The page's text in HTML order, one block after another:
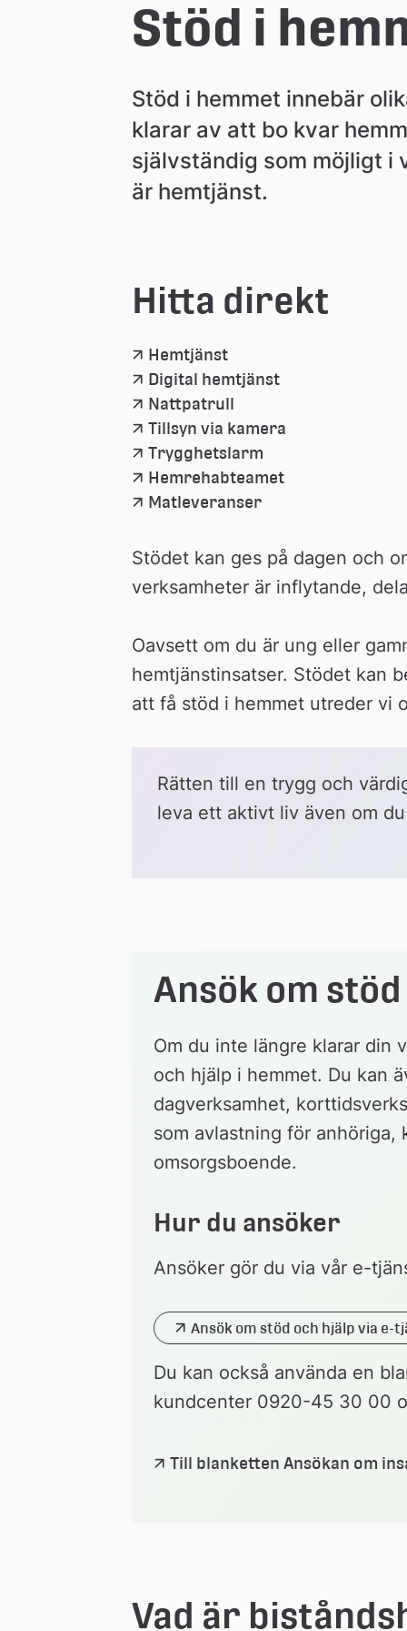
Stöd i
Stöd i hemmet innebär
klarar av att bo kvar
självständig som möjligt i
är hemtjänst.
Hitta direkt
Hemtjänst
Digital hemtjänst
Nattpatrull
Tillsyn via kamera
Trygghetslarm
Hemrehabteamet
Matleveranser
Stödet kan ges på dagen och
verksamheter är inflytande,
Oavsett om du är ung eller
hemtjänstinsatser. Stödet kan
att få stöd i hemmet utreder vi
Rätten till en trygg och
leva ett aktivt liv även om
Ansök om
Om du inte längre klarar din
och hjälp i hemmet. Du kan
dagverksamhet,
som avlastning för
omsorgsboende.
Hur du ansöker
Ansöker gör du via vår e-
Ansök om stöd och hjälp via e-
Länk
extern
Du kan också använda en
kundcenter 0920-45 30 00
Till blanketten Ansökan om
Vad är